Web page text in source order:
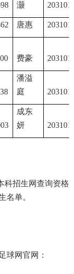
灏
唐惠
费豪
潘溢
庭
成东
妍
科招生网查询资格
名单。
球网官网：